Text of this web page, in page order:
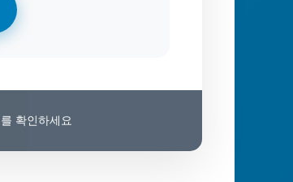
확인하세요